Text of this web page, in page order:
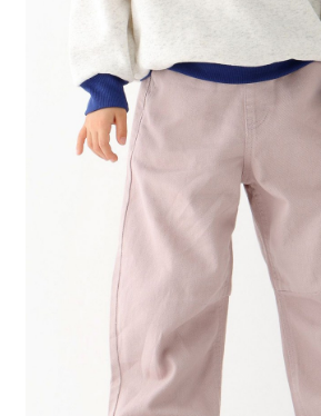
1.分期款項不併入電信帳單，「大哥付你分期」於
2.透過簡訊連結打開帳單後，可選擇「超商條碼／
帳／街口支付／iPASS MONEY」等通路繳費。
【注意事項】
1.本服務係由「台灣大哥大股份有限公司」（以下
用戶於交易時，得透過本服務購買商品或服務，
買賣價金債權讓與本公司後，依約使用本公司帳單
2.基於同意付款使用「大哥付你分期」之契約關係
資料（包含姓名、電話或地址）提供予台灣大哥
由本公司與您本人進行分期帳單所需資料之確認、
3.完整用戶服務條款，請詳閱以下連結：https://
【「AFTEE先享後付」結帳流程】
１．於結帳方式選擇「AFTEE先享後付」後，將
結帳頁面，進行簡訊認證並確認金額後，即可完
２．訂單成立數日內，您將收到繳費通知簡訊。
３．收到繳費通知簡訊後14天內，點擊此簡訊中
ATM／網路銀行／等多元方式進行付款，方視為
※ 請注意：結帳手續完成當下不需立刻繳費，但
購買商品的店家。未經商家同意取消之訂單仍視
※ 交易是否成功請以「AFTEE先享後付 」之結帳
是否繳費成功／繳費後需取消欲退款等相關疑問
https://netprotections.freshdesk.com/
１．透過由恩沛科技股份有限公司提供之「
易，需依本服務之必要範圍內提供個人資料，並
權轉讓予恩沛科技股份有限公司。
２．關於個人資料處理事宜，請瀏覽以下網址：
３．未成年的使用者請事先徵得法定代理人或監護
「AFTEE先享後付」，若未經同意申辦者引起之
付款後 全家取貨
每筆NT$80，滿NT$1,500(含以上)免運費
7-11 取貨付款
每筆NT$80，滿NT$1,500(含以上)免運費
付款後 7-11取貨
每筆NT$80，滿NT$1,500(含以上)免運費
每筆NT$80，滿NT$1,500(含以上)免運費